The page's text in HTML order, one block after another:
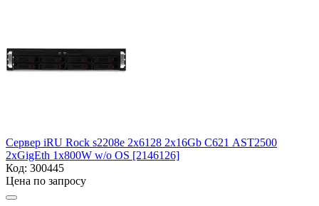
Сервер iRU Rock s2208e 2x6128 2x16Gb С621 AST2500
2xGigEth 1x800W w/o OS [2146126]
Код: 300445
Цена по запросу